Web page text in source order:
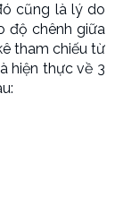
cũng là lý do
độ chênh giữa
tham chiếu từ
hiện thực về 3